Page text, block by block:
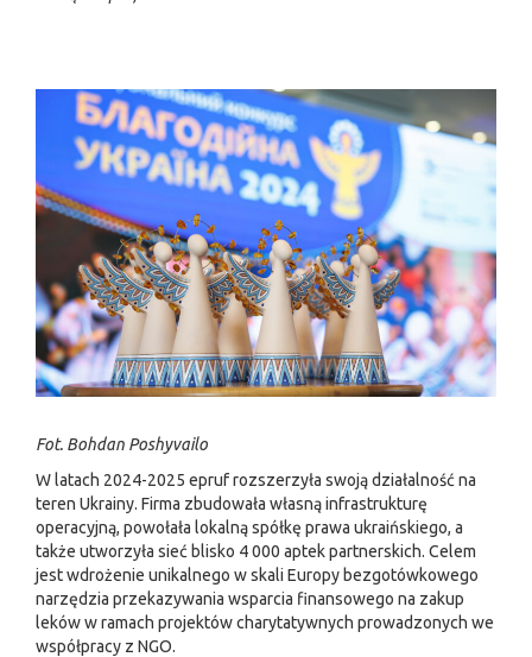
Fot. Bohdan Poshyvailo
W latach 2024-2025 epruf rozszerzyła swoją działalność na
teren Ukrainy. Firma zbudowała własną infrastrukturę
operacyjną, powołała lokalną spółkę prawa ukraińskiego, a
także utworzyła sieć blisko 4 000 aptek partnerskich. Celem
jest wdrożenie unikalnego w skali Europy bezgotówkowego
narzędzia przekazywania wsparcia finansowego na zakup
leków w ramach projektów charytatywnych prowadzonych we
współpracy z NGO.